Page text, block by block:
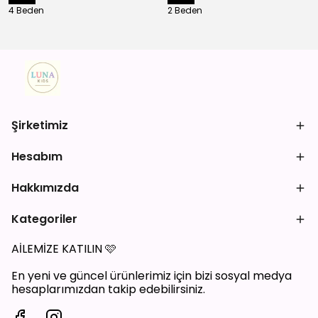
4 Beden 2 Beden
Şirketimiz
Hesabım
Hakkımızda
Kategoriler
AİLEMİZE KATILIN🩷
En yeni ve güncel ürünlerimiz için bizi sosyal medya
hesaplarımızdan takip edebilirsiniz.